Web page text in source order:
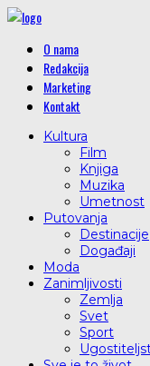
O nama
Redakcija
Marketing
Kontakt
Kultura
Film
Knjiga
Muzika
Umetnost
Putovanja
Destinacije
Događaji
Moda
Zanimljivosti
Zemlja
Svet
Sport